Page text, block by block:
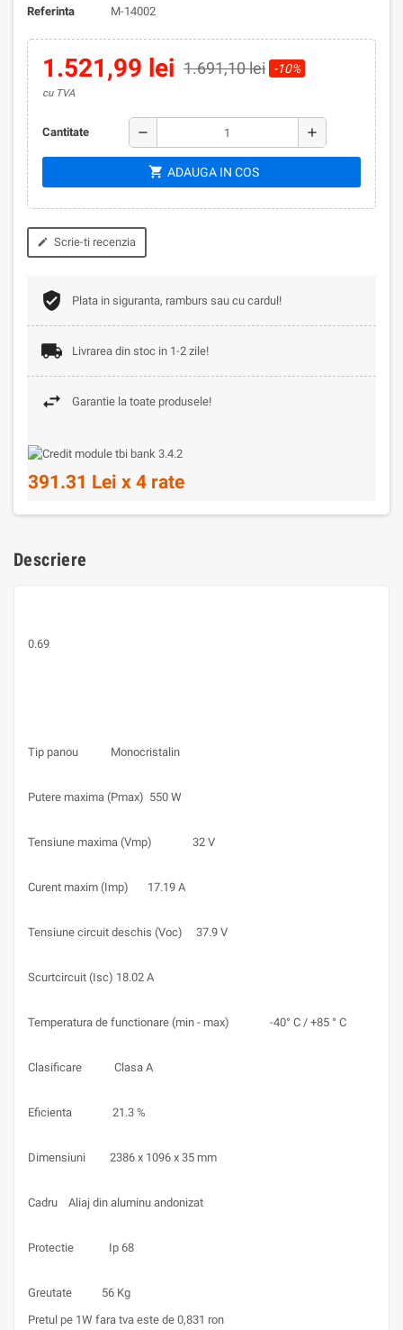
Referinta M-14002
1.521,99 lei 1.691,10 lei -10%
cu TVA
Cantitate remove add
shopping_cart ADAUGA IN COS
edit Scrie-ti recenzia
Plata in siguranta, ramburs sau cu cardul!
Livrarea din stoc in 1-2 zile!
Garantie la toate produsele!
391.31 Lei x 4 rate
Descriere
0.69
Tip panou Monocristalin
Putere maxima (Pmax) 550 W
Tensiune maxima (Vmp) 32 V
Curent maxim (Imp) 17.19 A
Tensiune circuit deschis (Voc) 37.9 V
Scurtcircuit (Isc) 18.02 A
Temperatura de functionare (min - max) -40° C / +85 ° C
Clasificare Clasa A
Eficienta 21.3 %
Dimensiuni 2386 x 1096 x 35 mm
Cadru Aliaj din aluminu andonizat
Protectie Ip 68
Greutate 56 Kg
Pretul pe 1W fara tva este de 0,831 ron